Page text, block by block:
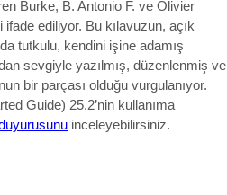
Burke, B. Antonio F. ve Olivier
ifade ediliyor. Bu kılavuzun, açık
tutkulu, kendini işine adamış
sevgiyle yazılmış, düzenlenmiş ve
bir parçası olduğu vurgulanıyor.
Guide) 25.2’nin kullanıma
inceleyebilirsiniz.